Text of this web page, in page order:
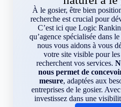
À le gosier, être bien
recherche est crucial pour
C’est ici que Logic
qu’agence spécialisée dans
nous vous aidons à vous
votre site visible pour
recherchent vos services.
nous permet de
mesure, adaptées aux
entreprises de le gosier.
investissez dans une